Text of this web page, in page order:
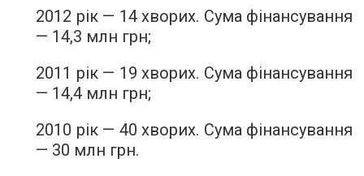
2012 рік — 14 хворих. Сума фінансування
— 14,3 млн грн;
2011 рік — 19 хворих. Сума фінансування
— 14,4 млн грн;
2010 рік — 40 хворих. Сума фінансування
— 30 млн грн.